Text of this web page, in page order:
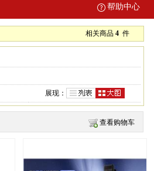
帮助中心
相关商品 4件
展现：
查看购物车